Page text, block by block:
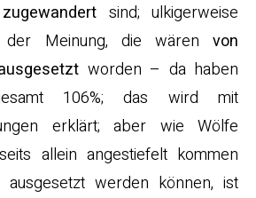
zugewandert sind; ulkigerweise
Meinung, die wären von
worden – da haben
106%; das wird mit
erklärt; aber wie Wölfe
allein angestiefelt kommen
ausgesetzt werden können, ist